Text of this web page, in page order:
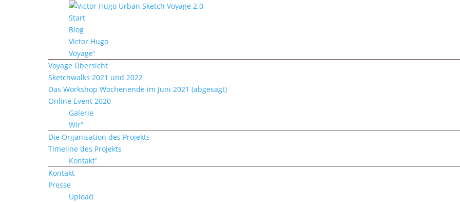
Start
Blog
Victor Hugo
Voyage
Voyage Übersicht
Sketchwalks 2021 und 2022
Das Workshop Wochenende im Juni 2021 (abgesagt)
Online Event 2020
Galerie
Wir
Die Organisation des Projekts
Timeline des Projekts
Kontakt
Kontakt
Presse
Upload